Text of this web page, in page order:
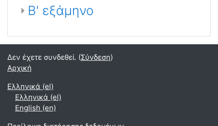
Β' εξάμηνο
Δεν έχετε συνδεθεί. (Σύνδεση)
Αρχική
Ελληνικά ‎(el)‎
Ελληνικά ‎(el)‎
English ‎(en)‎